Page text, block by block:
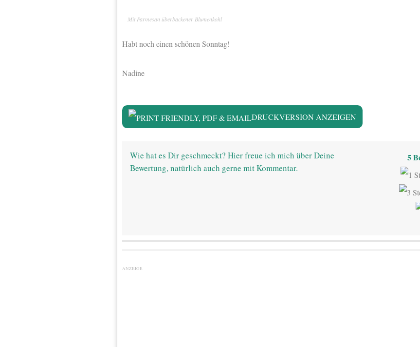
Mit Parmesan überbackener Blumenkohl
Habt noch einen schönen Sonntag!
Nadine
DRUCKVERSION ANZEIGEN
Wie hat es Dir geschmeckt? Hier freue ich mich über Deine
Bewertung, natürlich auch gerne mit Kommentar.
5
ANZEIGE